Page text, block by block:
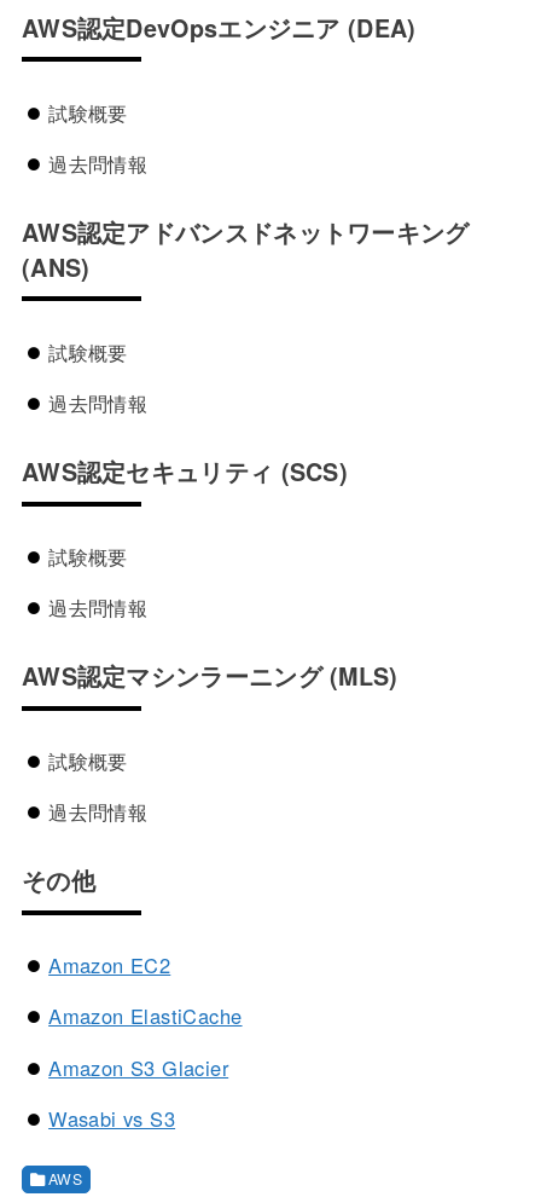
AWS認定DevOpsエンジニア (DEA)
試験概要
過去問情報
AWS認定アドバンスドネットワーキング
(ANS)
試験概要
過去問情報
AWS認定セキュリティ (SCS)
試験概要
過去問情報
AWS認定マシンラーニング(MLS)
試験概要
過去問情報
その他
Amazon EC2
Amazon ElastiCache
Amazon S3 Glacier
Wasabi vs S3
AWS